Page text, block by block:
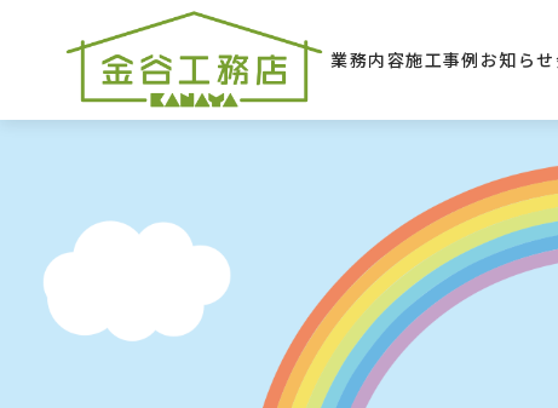
住まいのなんでも相談係☆伊勢
業務内容施工事例お知らせ